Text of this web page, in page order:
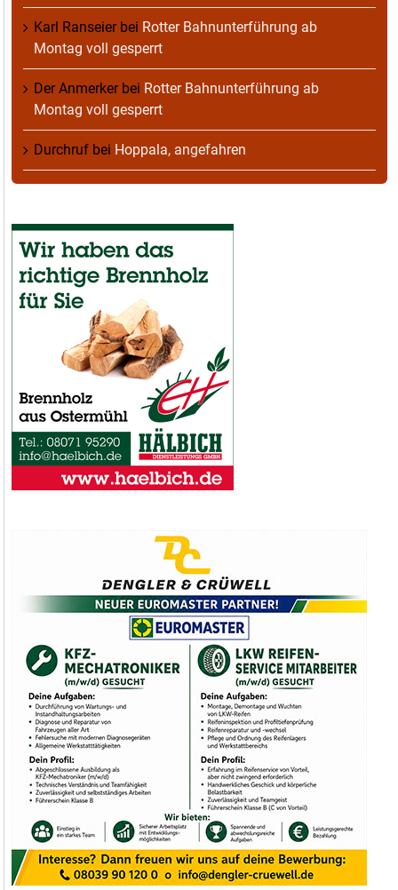
Karl Ranseierbei Rotter Bahnunterführung ab
Montag voll gesperrt
Der Anmerkerbei Rotter Bahnunterführung ab
Montag voll gesperrt
Durchruf bei Hoppala, angefahren